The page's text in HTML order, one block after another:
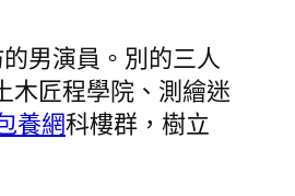
男演員。別的三人
木匠程學院、測繪迷
養網科樓群，樹立